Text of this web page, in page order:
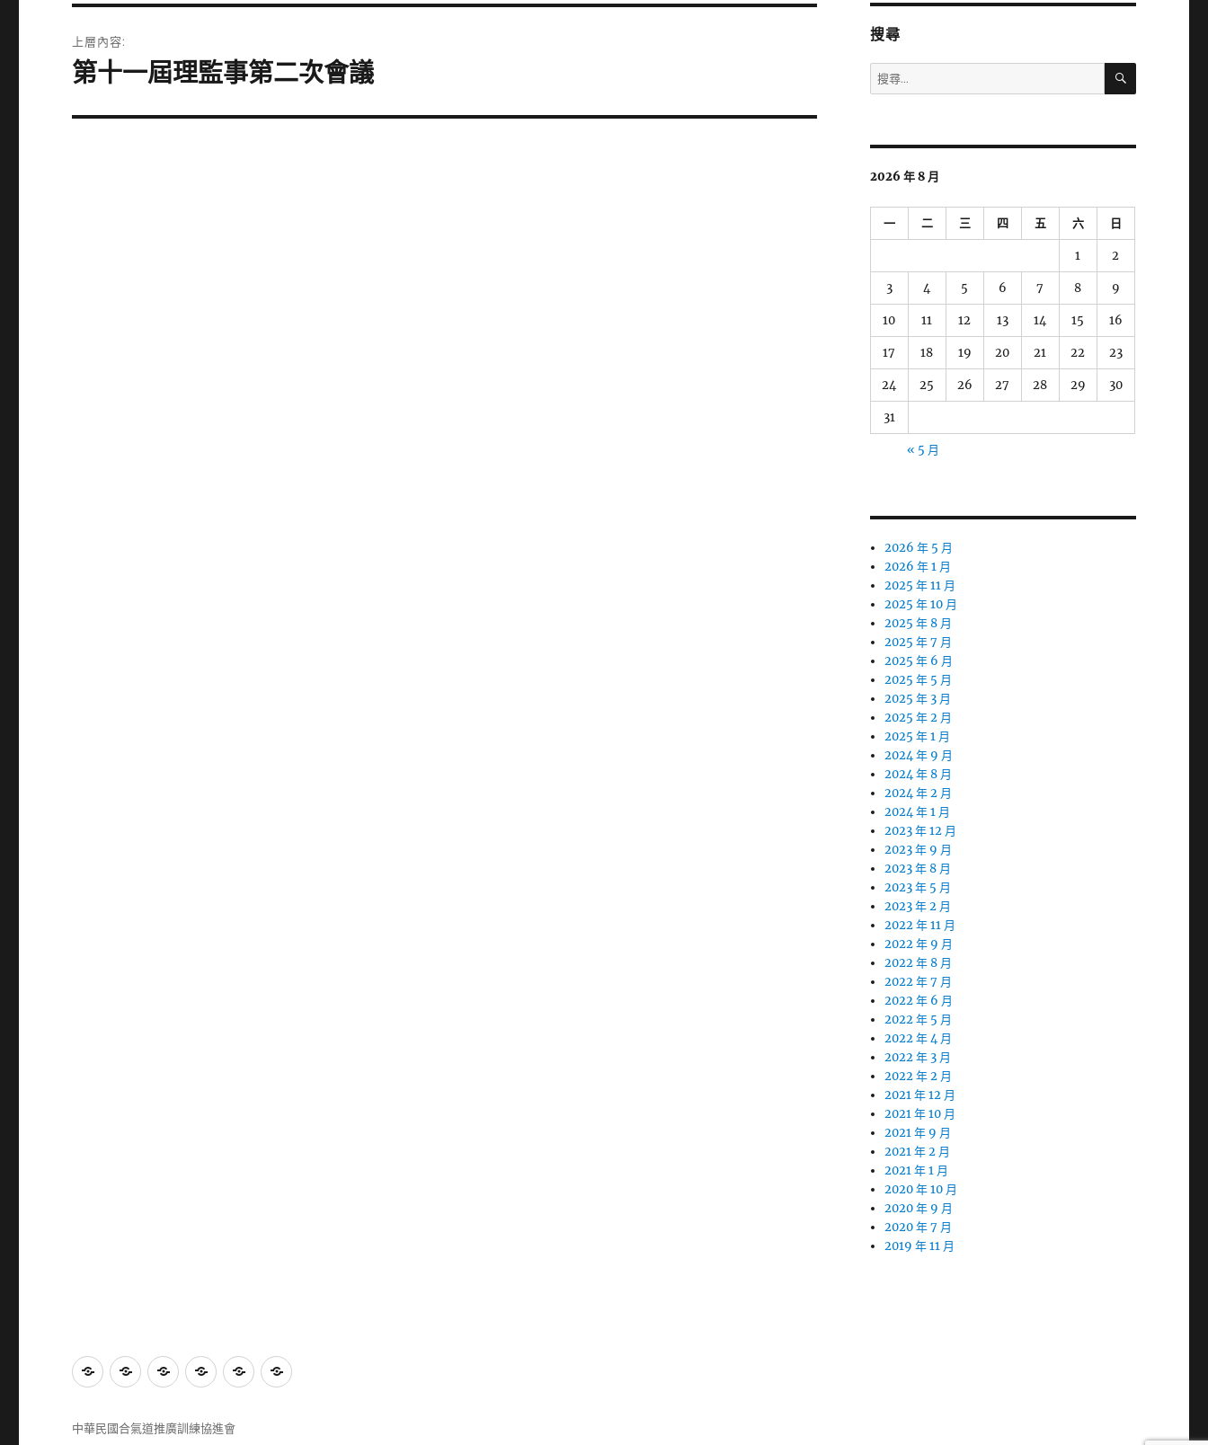
章
上層內容:
第十一屆理監事第二次會議
搜尋
搜
尋
字:
搜
2026 年 8 月
一 二 三 四 五 六 日
1 2
3 4 5 6 7 8 9
10 11 12 13 14 15 16
17 18 19 20 21 22 23
24 25 26 27 28 29 30
31
« 5 月
2026 年 5 月
2026 年 1 月
2025 年 11 月
2025 年 10 月
2025 年 8 月
2025 年 7 月
2025 年 6 月
2025 年 5 月
2025 年 3 月
2025 年 2 月
2025 年 1 月
2024 年 9 月
2024 年 8 月
2024 年 2 月
2024 年 1 月
2023 年 12 月
2023 年 9 月
2023 年 8 月
2023 年 5 月
2023 年 2 月
2022 年 11 月
2022 年 9 月
2022 年 8 月
2022 年 7 月
2022 年 6 月
2022 年 5 月
2022 年 4 月
2022 年 3 月
2022 年 2 月
2021 年 12 月
2021 年 10 月
2021 年 9 月
2021 年 2 月
2021 年 1 月
2020 年 10 月
2020 年 9 月
2020 年 7 月
2019 年 11 月
首
章
規
工
計
公
與
活
影
中華民國合氣道推廣訓練協進會